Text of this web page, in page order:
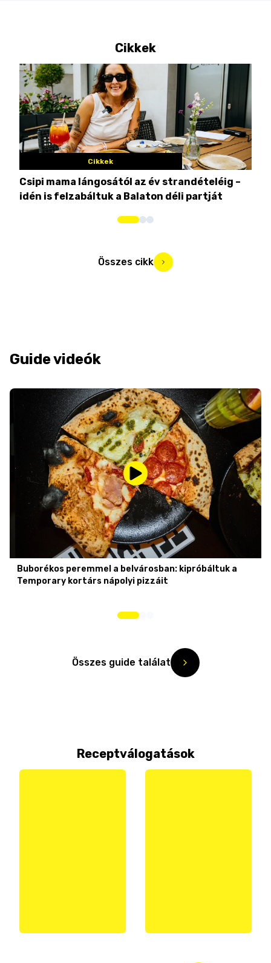
Cikkek
Cikkek
Csipi mama lángosától az év strandételéig –
idén is felzabáltuk a Balaton déli partját
Összes cikk
Guide videók
Buborékos peremmel a belvárosban: kipróbáltuk a
Temporary kortárs nápolyi pizzáit
Összes guide találat
Receptválogatások